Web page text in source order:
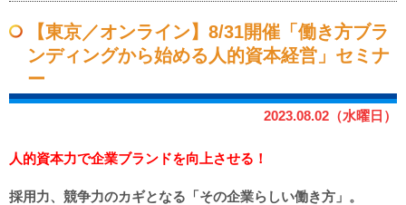
【東京／オンライン】8/31開催「働き方ブラ
ンディングから始める人的資本経営」セミナ
ー
2023.08.02（水曜日）
人的資本力で企業ブランドを向上させる！
採用力、競争力のカギとなる「その企業らしい働き方」。